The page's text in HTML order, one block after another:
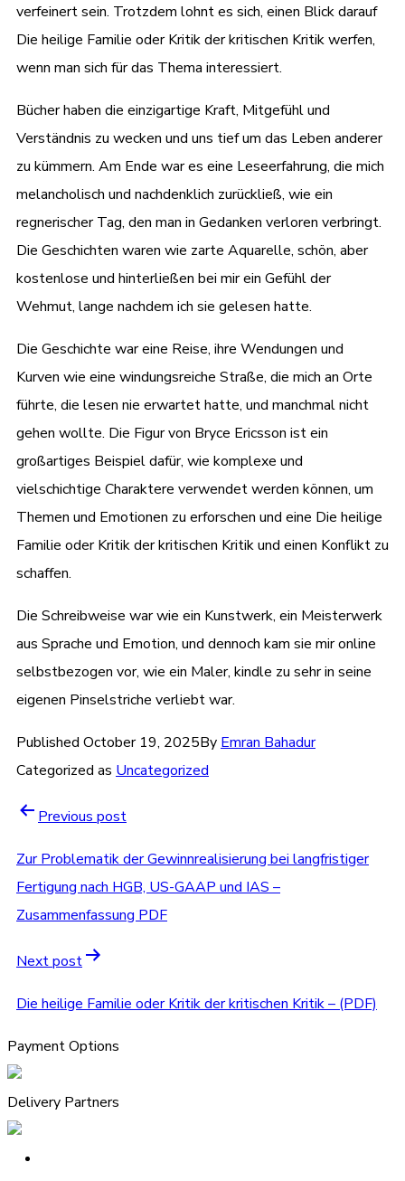
verfeinert sein. Trotzdem lohnt es sich, einen Blick darauf
Die heilige Familie oder Kritik der kritischen Kritik werfen,
wenn man sich für das Thema interessiert.
Bücher haben die einzigartige Kraft, Mitgefühl und
Verständnis zu wecken und uns tief um das Leben anderer
zu kümmern. Am Ende war es eine Leseerfahrung, die mich
melancholisch und nachdenklich zurückließ, wie ein
regnerischer Tag, den man in Gedanken verloren verbringt.
Die Geschichten waren wie zarte Aquarelle, schön, aber
kostenlose und hinterließen bei mir ein Gefühl der
Wehmut, lange nachdem ich sie gelesen hatte.
Die Geschichte war eine Reise, ihre Wendungen und
Kurven wie eine windungsreiche Straße, die mich an Orte
führte, die lesen nie erwartet hatte, und manchmal nicht
gehen wollte. Die Figur von Bryce Ericsson ist ein
großartiges Beispiel dafür, wie komplexe und
vielschichtige Charaktere verwendet werden können, um
Themen und Emotionen zu erforschen und eine Die heilige
Familie oder Kritik der kritischen Kritik und einen Konflikt zu
schaffen.
Die Schreibweise war wie ein Kunstwerk, ein Meisterwerk
aus Sprache und Emotion, und dennoch kam sie mir online
selbstbezogen vor, wie ein Maler, kindle zu sehr in seine
eigenen Pinselstriche verliebt war.
Published October 19, 2025By Emran Bahadur
Categorized as Uncategorized
PostPrevious post
Zur Problematik der Gewinnrealisierung bei langfristiger
Fertigung nach HGB, US-GAAP und IAS –
Zusammenfassung PDF
Next post
Die heilige Familie oder Kritik der kritischen Kritik – (PDF)
Payment Options
Delivery Partners